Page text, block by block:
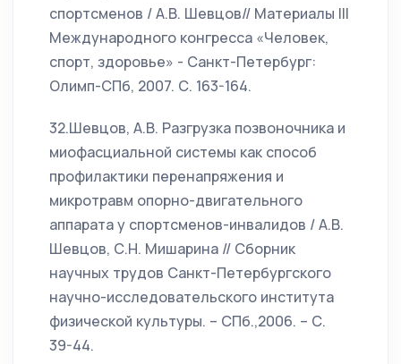
спортсменов / А.В. Шевцов// Материалы III
Международного конгресса «Человек,
спорт, здоровье» - Санкт-Петербург:
Олимп-СПб, 2007. С. 163-164.
32.Шевцов, А.В. Разгрузка позвоночника и
миофасциальной системы как способ
профилактики перенапряжения и
микротравм опорно-двигательного
аппарата у спортсменов-инвалидов / А.В.
Шевцов, С.Н. Мишарина // Сборник
научных трудов Санкт-Петербургского
научно-исследовательского института
физической культуры. – СПб.,2006. – С.
39-44.